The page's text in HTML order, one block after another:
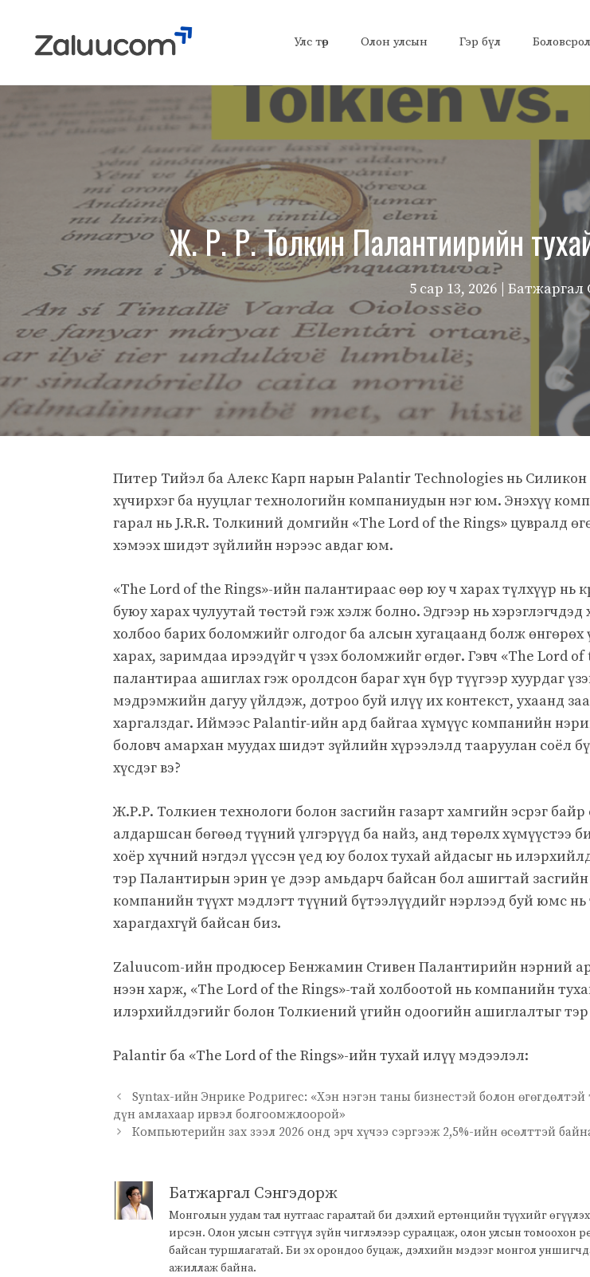
content
Улс төр Олон улсын Гэр бүл Боловсрол
Ж. Р. Р. Толкин Палантиирийн
5 сар 13, 2026 |
Питер Тийэл ба Алекс Карп нарын Palantir Technologies нь
хүчирхэг ба нууцлаг технологийн компаниудын нэг юм. Энэхүү
гарал нь J.R.R. Толкиний домгийн «The Lord of the Rings» цувралд
хэмээх шидэт зүйлийн нэрээс авдаг юм.
«The Lord of the Rings»-ийн палантираас өөр юу ч харах түлхүүр нь
буюу харах чулуутай төстэй гэж хэлж болно. Эдгээр нь
холбоо барих боломжийг олгодог ба алсын хугацаанд болж өнгөрөх
харах, заримдаа ирээдүйг ч үзэх боломжийг өгдөг. Гэвч «The Lord of
палантираа ашиглах гэж оролдсон бараг хүн бүр түүгээр хуурдаг
мэдрэмжийн дагуу үйлдэж, дотроо буй илүү их контекст, ухаанд
харгалздаг. Иймээс Palantir-ийн ард байгаа хүмүүс компанийн
боловч амархан муудах шидэт зүйлийн хүрээлэлд тааруулан соёл
хүсдэг вэ?
Ж.Р.Р. Толкиен технологи болон засгийн газарт хамгийн эсрэг байр
алдаршсан бөгөөд түүний үлгэрүүд ба найз, анд төрөлх хүмүүстээ
хоёр хүчний нэгдэл үүссэн үед юу болох тухай айдасыг нь
тэр Палантирын эрин үе дээр амьдарч байсан бол ашигтай засгийн
компанийн түүхт мэдлэгт түүний бүтээлүүдийг нэрлээд буй юмс нь
харагдахгүй байсан биз.
Zaluucom-ийн продюсер Бенжамин Стивен Палантирийн нэрний
нээн харж, «The Lord of the Rings»-тай холбоотой нь компанийн
илэрхийлдэгийг болон Толкиений үгийн одоогийн ашиглалтыг
Palantir ба «The Lord of the Rings»-ийн тухай илүү мэдээлэл:
Syntax-ийн Энрике Родригес: «Хэн нэгэн таны бизнестэй болон өгөгдөлтэй
дүн амлахаар ирвэл болгоомжлоорой»
Компьютерийн зах зээл 2026 онд эрч хүчээ сэргээж 2,5%-ийн өсөлттэй
Батжаргал Сэнгэдорж
Монголын уудам тал нутгаас гаралтай би дэлхий ертөнцийн түүхийг
ирсэн. Олон улсын сэтгүүл зүйн чиглэлээр суралцаж, олон улсын томоохон
байсан туршлагатай. Би эх орондоо буцаж, дэлхийн мэдээг монгол
ажиллаж байна.